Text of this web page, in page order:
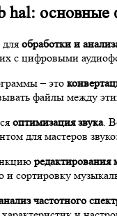
hal: основные
обработки и
с цифровыми
– это
файлы между
оптимизация звука.
для мастеров
редактирования
сортировку
частотного